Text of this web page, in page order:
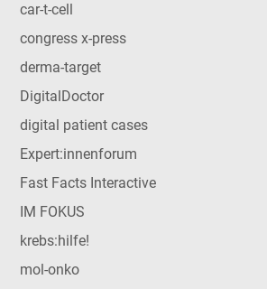
car-t-cell
congress x-press
derma-target
DigitalDoctor
digital patient cases
Expert:innenforum
Fast Facts Interactive
IM FOKUS
krebs:hilfe!
mol-onko